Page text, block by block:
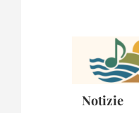
Notizie